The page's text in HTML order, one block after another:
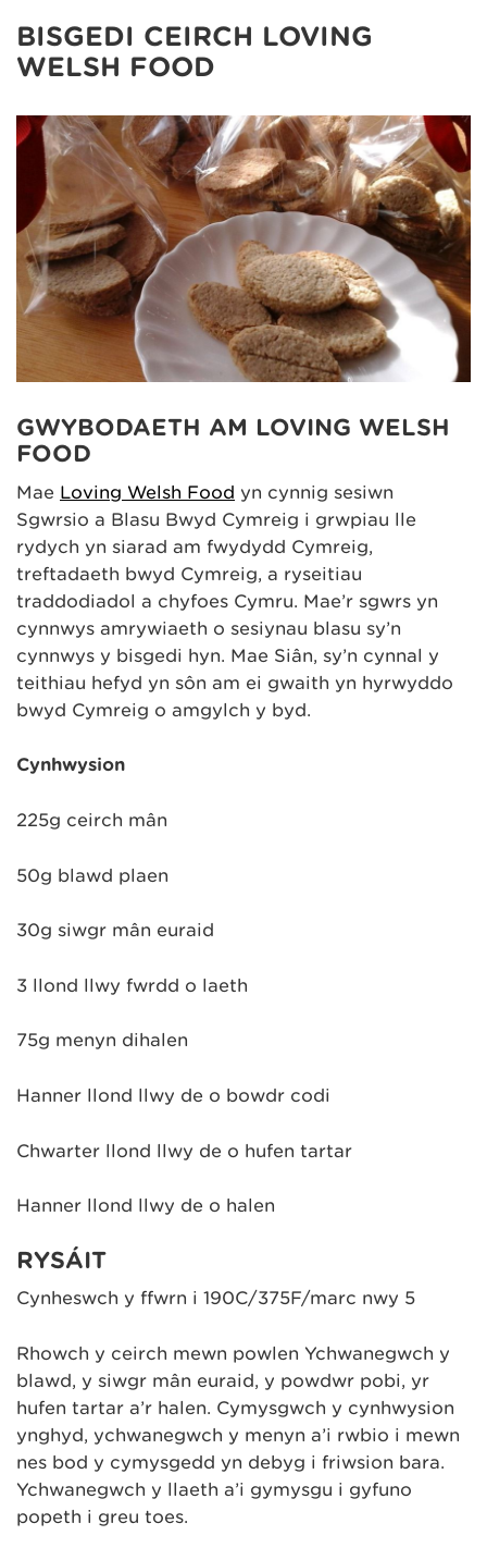
BISGEDI CEIRCH LOVING
WELSH FOOD
GWYBODAETH AM LOVING WELSH
FOOD
Mae Loving Welsh Food yn cynnig sesiwn
Sgwrsio a Blasu Bwyd Cymreig i grwpiau lle
rydych yn siarad am fwydydd Cymreig,
treftadaeth bwyd Cymreig, a ryseitiau
traddodiadol a chyfoes Cymru. Mae’r sgwrs yn
cynnwys amrywiaeth o sesiynau blasu sy’n
cynnwys y bisgedi hyn. Mae Siân, sy’n cynnal y
teithiau hefyd yn sôn am ei gwaith yn hyrwyddo
bwyd Cymreig o amgylch y byd.
Cynhwysion
225g ceirch mân
50g blawd plaen
30g siwgr mân euraid
3 llond llwy fwrdd o laeth
75g menyn dihalen
Hanner llond llwy de o bowdr codi
Chwarter llond llwy de o hufen tartar
Hanner llond llwy de o halen
RYSÁIT
Cynheswch y ffwrn i 190C/375F/marc nwy 5
Rhowch y ceirch mewn powlen Ychwanegwch y
blawd, y siwgr mân euraid, y powdwr pobi, yr
hufen tartar a’r halen. Cymysgwch y cynhwysion
ynghyd, ychwanegwch y menyn a’i rwbio i mewn
nes bod y cymysgedd yn debyg i friwsion bara.
Ychwanegwch y llaeth a’i gymysgu i gyfuno
popeth i greu toes.